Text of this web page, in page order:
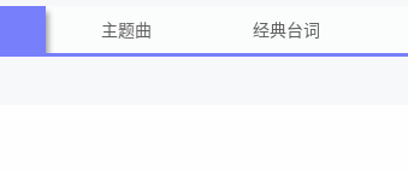
主题曲 经典台词